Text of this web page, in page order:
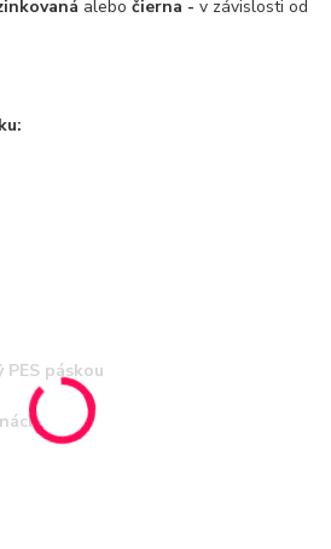
alebočierna - v závislosti od
páskou